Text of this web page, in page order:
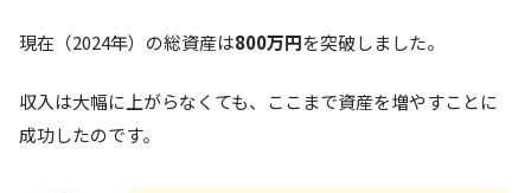
現在（2024年）の総資産は800万円を突破しました。
収入は大幅に上がらなくても、ここまで資産を増やすことに
成功したのです。